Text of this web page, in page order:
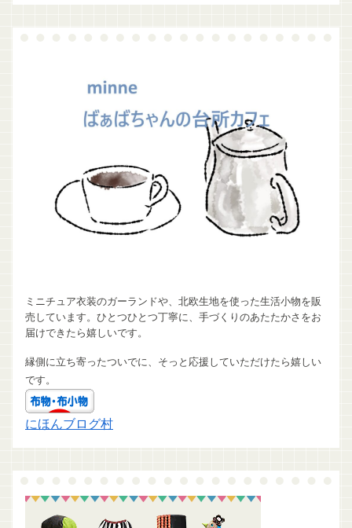
ミニチュア衣装のガーランドや、北欧生地を使った生活小物を販
売しています。ひとつひとつ丁寧に、手づくりのあたたかさをお
届けできたら嬉しいです。
縁側に立ち寄ったついでに、そっと応援していただけたら嬉しい
です。
にほんブログ村